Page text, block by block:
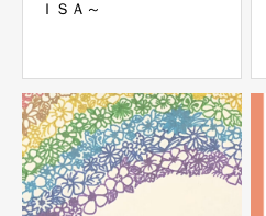
ＩＳＡ～